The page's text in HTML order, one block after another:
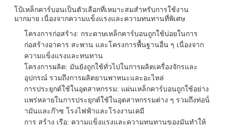
โป้เหล็กคาร์บอนเป็นตัวเลือกที่เหมาะสมสําหรับการใช้งาน
มากมาย เนื่องจากความแข็งแรงและความทนทานที่พิเศษ
โครงการก่อสร้าง: กระดาษเหล็กคาร์บอนถูกใช้บ่อยในการ
ก่อสร้างอาคาร สะพาน และโครงการพื้นฐานอื่น ๆ เนื่องจาก
ความแข็งแรงและทนทาน
โครงการผลิต: มันยังถูกใช้ทั่วไปในการผลิตเครื่องจักรและ
อุปกรณ์ รวมถึงการผลิตยานพาหนะและอะไหล่
การประยุกต์ใช้ในอุตสาหกรรม: แผ่นเหล็กคาร์บอนถูกใช้อย่าง
แพร่หลายในการประยุกต์ใช้ในอุตสาหกรรมต่าง ๆ รวมถึงท่อน้ํ
ามันและก๊าซ โรงไฟฟ้าและโรงงานเคมี
การ สร้าง เรือ: ความแข็งแรงและความทนทานของมันทําให้